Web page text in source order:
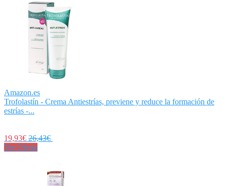
Amazon.es
Trofolastín - Crema Antiestrías, previene y reduce la formación de
estrías -...
19,93€ 26,43€
Ver Oferta